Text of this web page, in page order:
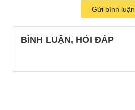
Gửi bình luận
BÌNH LUẬN, HỎI ĐÁP